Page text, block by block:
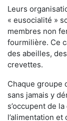
Leurs
« eusocialité »
membres non
fourmilière. Ce
des abeilles,
crevettes.
Chaque groupe
sans jamais y
s’occupent de
l’alimentation